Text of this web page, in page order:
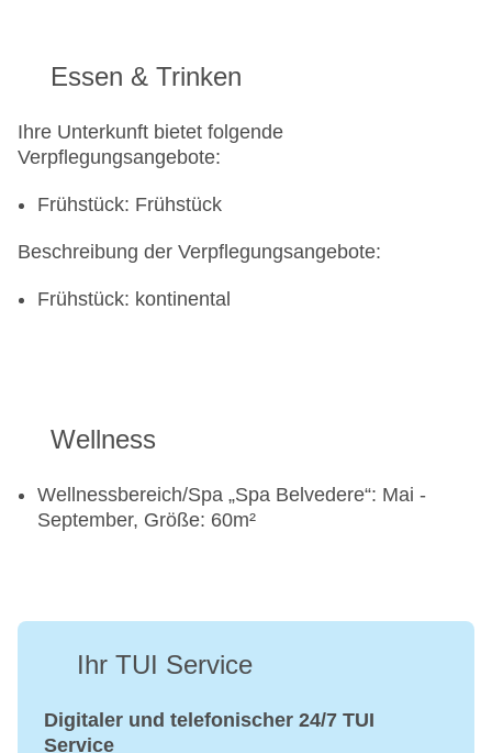
Essen & Trinken
Ihre Unterkunft bietet folgende
Verpflegungsangebote:
Frühstück: Frühstück
Beschreibung der Verpflegungsangebote:
Frühstück: kontinental
Wellness
Wellnessbereich/Spa „Spa Belvedere“: Mai -
September, Größe: 60m²
Ihr TUI Service
Digitaler und telefonischer 24/7 TUI
Service